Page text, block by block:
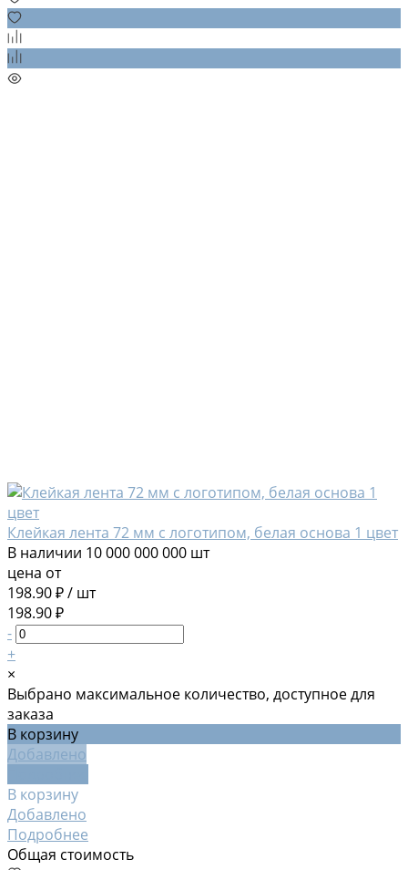
Клейкая лента 72 мм с логотипом, белая основа 1 цвет
В наличии 10 000 000 000 шт
цена от
198.90 ₽/ шт
198.90 ₽
-
+
×
Выбрано максимальное количество, доступное для
заказа
В корзину
Добавлено
В корзину
Добавлено
Подробнее
Общая стоимость